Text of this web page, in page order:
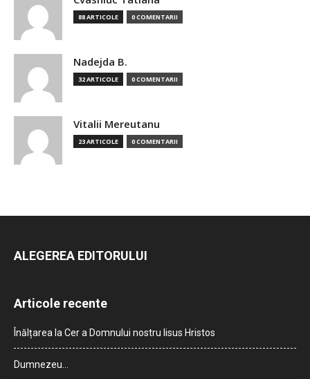
88 ARTICOLE 0 COMENTARII
Nadejda B.
32 ARTICOLE 0 COMENTARII
Vitalii Mereutanu
23 ARTICOLE 0 COMENTARII
ALEGEREA EDITORULUI
Articole recente
Înălțarea la Cer a Domnului nostru Iisus Hristos
Dumnezeu…